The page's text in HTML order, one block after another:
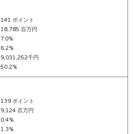
141 ポイント
18,785 百万円
7.0%
6.2%
9,031,252千円
50.2%
139 ポイント
9,124 百万円
0.4%
1.3%